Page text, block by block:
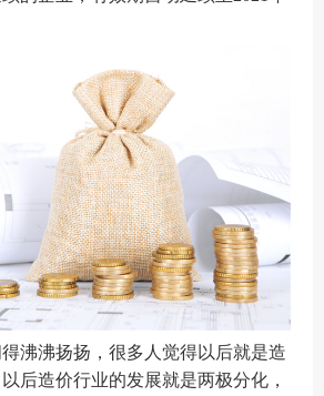
沸沸扬扬，很多人觉得以后就是造
后造价行业的发展就是两极分化，